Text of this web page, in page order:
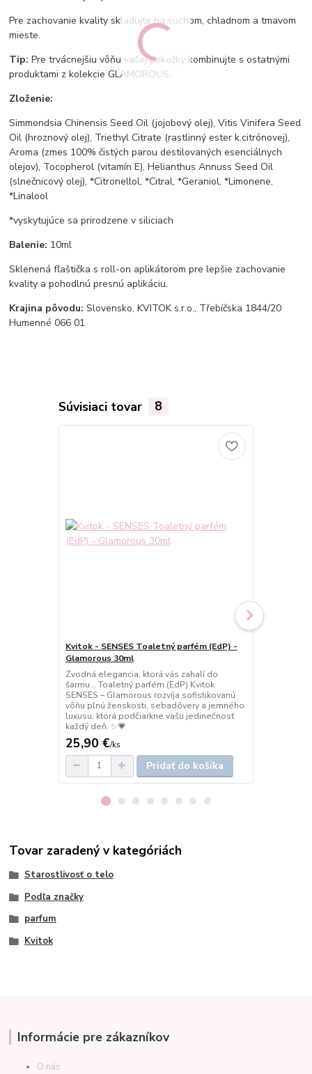
Pre zachovanie kvality skladujte na suchom, chladnom a tmavom
mieste.
Tip: Pre trvácnejšiu vôňu vašej pokožky kombinujte s ostatnými
produktami z kolekcie GLAMOROUS.
Zloženie:
Simmondsia Chinensis Seed Oil (jojobový olej), Vitis Vinifera Seed
Oil (hroznový olej), Triethyl Citrate (rastlinný ester k.citrónovej),
Aroma (zmes 100% čistých parou destilovaných esenciálnych
olejov), Tocopherol (vitamín E), Helianthus Annuss Seed Oil
(slnečnicový olej), *Citronellol, *Citral, *Geraniol, *Limonene,
*Linalool
*vyskytujúce sa prirodzene v siliciach
Balenie: 10ml
Sklenená fľaštička s roll-on aplikátorom pre lepšie zachovanie
kvality a pohodlnú presnú aplikáciu.
Krajina pôvodu: Slovensko, KVITOK s.r.o., Třebíčska 1844/20
Humenné 066 01
Súvisiaci tovar 8
Kvitok - SENSES Toaletný parfém (EdP) -
Glamorous 30ml
Zvodná elegancia, ktorá vás zahalí do
šarmu… Toaletný parfém (EdP) Kvitok
SENSES – Glamorous rozvíja sofistikovanú
vôňu plnú ženskosti, sebadôvery a jemného
luxusu, ktorá podčiarkne vašu jedinečnosť
každý deň. ✨💗
25,90 €/ks
Pridať do košíka
Tovar zaradený v kategóriách
Starostlivosť o telo
Podľa značky
parfum
Kvitok
Informácie pre zákazníkov
O nás